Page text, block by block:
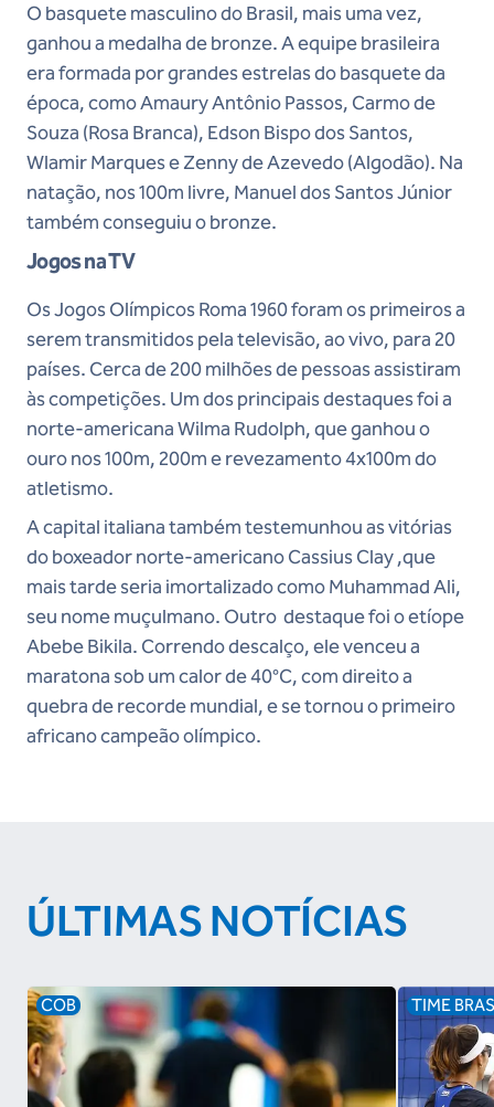
O basquete masculino do Brasil, mais uma vez,
ganhou a medalha de bronze. A equipe brasileira
era formada por grandes estrelas do basquete da
época, como Amaury Antônio Passos, Carmo de
Souza (Rosa Branca), Edson Bispo dos Santos,
Wlamir Marques e Zenny de Azevedo (Algodão). Na
natação, nos 100m livre, Manuel dos Santos Júnior
também conseguiu o bronze.
Jogos na TV
Os Jogos Olímpicos Roma 1960 foram os primeiros a
serem transmitidos pela televisão, ao vivo, para 20
países. Cerca de 200 milhões de pessoas assistiram
às competições. Um dos principais destaques foi a
norte-americana Wilma Rudolph, que ganhou o
ouro nos 100m, 200m e revezamento 4x100m do
atletismo.
A capital italiana também testemunhou as vitórias
do boxeador norte-americano Cassius Clay ,que
mais tarde seria imortalizado como Muhammad Ali,
seu nome muçulmano. Outro destaque foi o etíope
Abebe Bikila. Correndo descalço, ele venceu a
maratona sob um calor de 40°C, com direito a
quebra de recorde mundial, e se tornou o primeiro
africano campeão olímpico.
ÚLTIMAS NOTÍCIAS
COB TIME